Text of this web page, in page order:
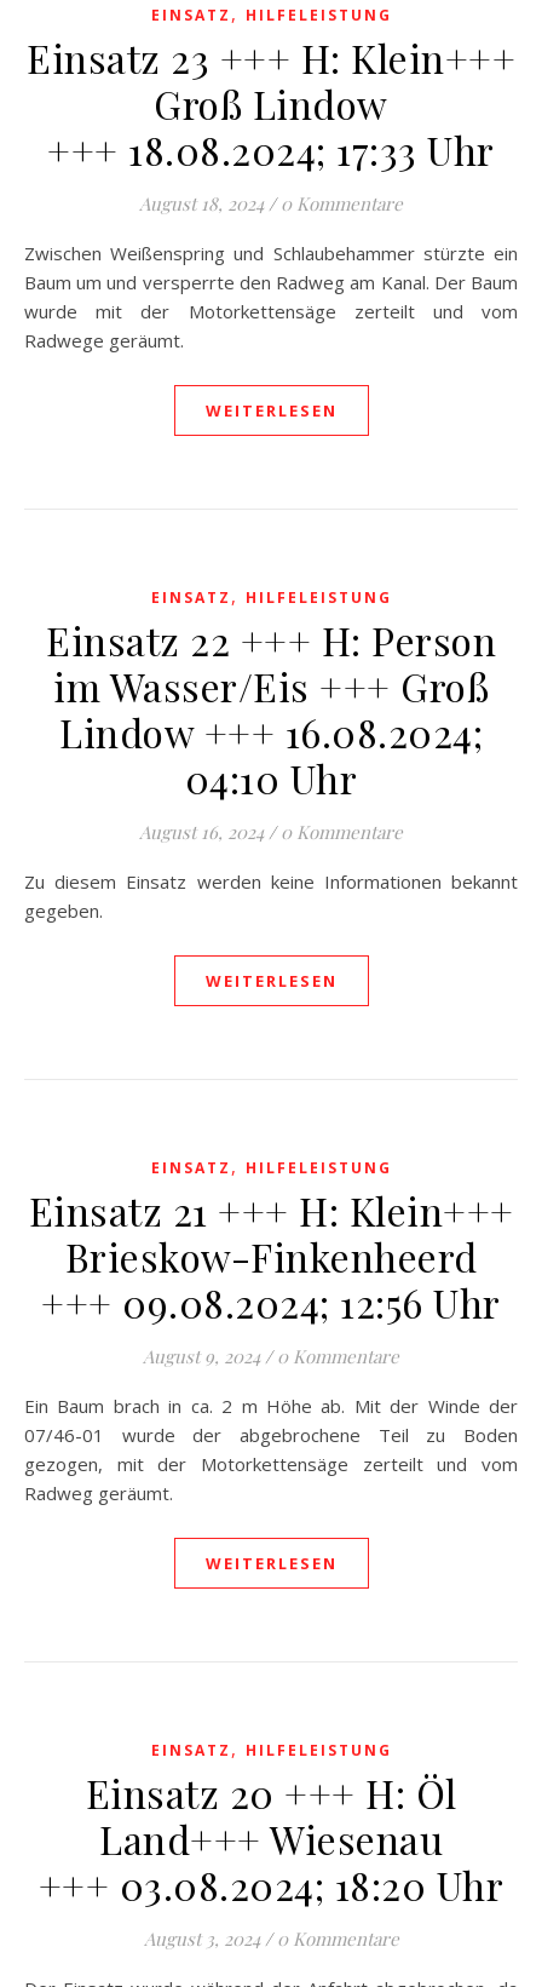
EINSATZ , HILFELEISTUNG
Einsatz 23 +++ H: Klein+++
Groß Lindow
+++ 18.08.2024; 17:33 Uhr
August 18, 2024 / 0 Kommentare
Zwischen Weißenspring und Schlaubehammer stürzte ein
Baum um und versperrte den Radweg am Kanal. Der Baum
wurde mit der Motorkettensäge zerteilt und vom
Radwege geräumt.
WEITERLESEN
EINSATZ , HILFELEISTUNG
Einsatz 22 +++ H: Person
im Wasser/Eis +++ Groß
Lindow +++ 16.08.2024;
04:10 Uhr
August 16, 2024 / 0 Kommentare
Zu diesem Einsatz werden keine Informationen bekannt
gegeben.
WEITERLESEN
EINSATZ , HILFELEISTUNG
Einsatz 21 +++ H: Klein+++
Brieskow-Finkenheerd
+++ 09.08.2024; 12:56 Uhr
August 9, 2024 / 0 Kommentare
Ein Baum brach in ca. 2 m Höhe ab. Mit der Winde der
07/46-01 wurde der abgebrochene Teil zu Boden
gezogen, mit der Motorkettensäge zerteilt und vom
Radweg geräumt.
WEITERLESEN
EINSATZ , HILFELEISTUNG
Einsatz 20 +++ H: Öl
Land+++ Wiesenau
+++ 03.08.2024; 18:20 Uhr
August 3, 2024 / 0 Kommentare